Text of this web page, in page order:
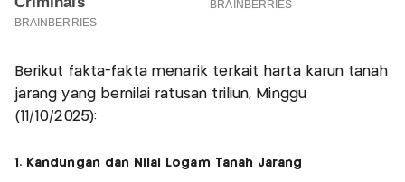
Berikut fakta-fakta menarik terkait harta karun tanah
jarang yang bernilai ratusan triliun, Minggu
(11/10/2025):
1. Kandungan dan Nilai Logam Tanah Jarang